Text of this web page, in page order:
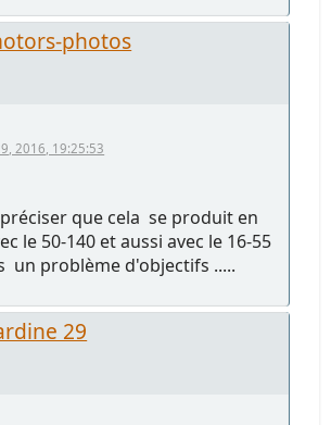
photos
2016, 19:25:53
que cela se produit en
le 50-140 et aussi avec le 16-55
un problème d'objectifs .....
29